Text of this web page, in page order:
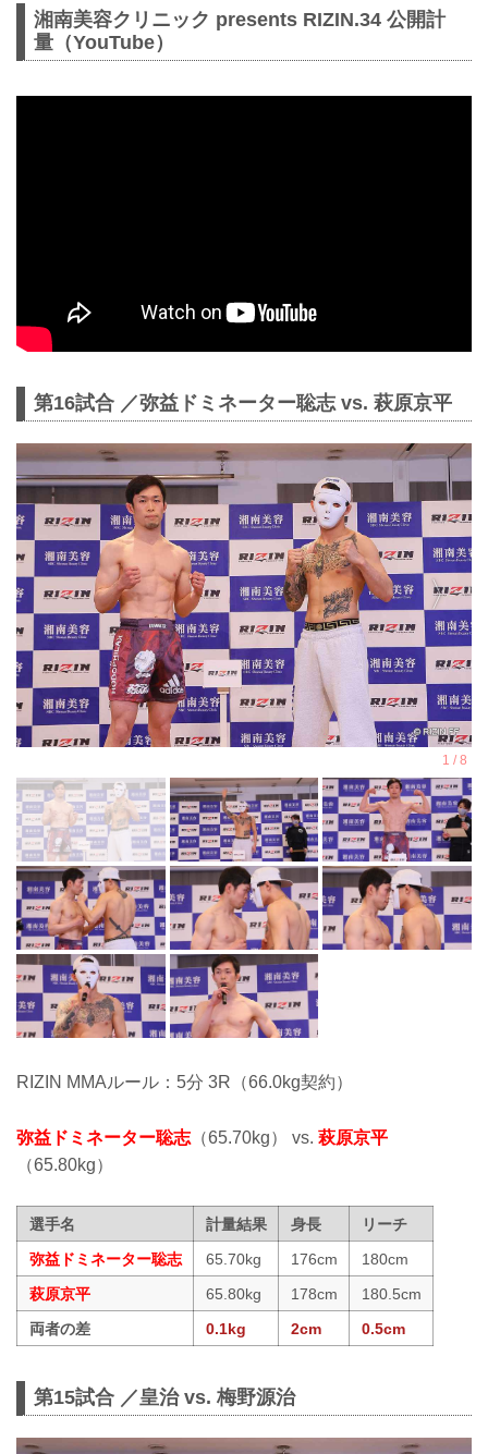
湘南美容クリニック presents RIZIN.34 公開計
量（YouTube）
第16試合 ／弥益ドミネーター聡志 vs. 萩原京平
RIZIN MMAルール：5分 3R（66.0kg契約）
弥益ドミネーター聡志 （65.70kg） vs. 萩原京平
（65.80kg）
選手名 計量結果 身長
リーチ
弥益ドミネーター聡志
65.70kg 176cm
180cm
萩原京平
65.80kg 178cm
180.5cm
両者の差
0.1kg 2cm 0.5cm
第15試合 ／皇治 vs. 梅野源治